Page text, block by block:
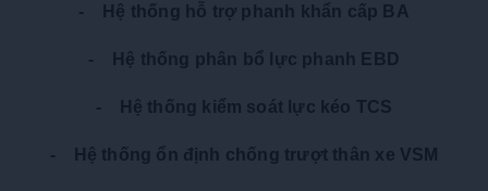
- Hệ thống hỗ trợ phanh khẩn cấp BA
- Hệ thống phân bổ lực phanh EBD
- Hệ thống kiểm soát lực kéo TCS
- Hệ thống ổn định chống trượt thân xe VSM